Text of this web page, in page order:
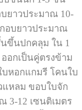
ยาวประมาณ 10-
อบยาวประมาณ
นขึ้นปกคลุม ใน 1
อกเป็นคู่ตรงข้าม
บหอกแกมรี โคนใบ
แหลม ขอบใบจัก
3-12 เซนติเมตร